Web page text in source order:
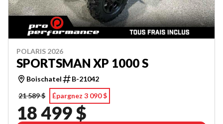
POLARIS 2026
SPORTSMAN XP 1000 S
Boischatel
B-21042
21 589 $
Épargnez 3 090 $
18 499 $